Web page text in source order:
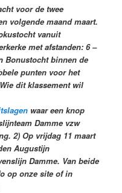
voor de twee
volgende maand maart.
vanuit
met afstanden: 6 –
Bonustocht binnen de
punten voor het
dit klassement wil
waar een knop
Damme vzw
2) Op vrijdag 11 maart
Augustijn
Damme. Van beide
op onze site of in